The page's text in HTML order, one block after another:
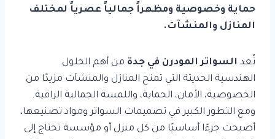
حماية وخصوصية ومظهراً جمالياً عصرياً لمختلف
المنازل والمنشآت.
تُعد السواتر المودرن في جدة من أهم الحلول
الهندسية الحديثة التي تمنح المنازل والمنشآت مزيدًا من
الخصوصية، الأمان، الحماية، واللمسة الجمالية الراقية.
ومع التطور الكبير في تصميمات السواتر ومواد تصنيعها،
أصبحت جزءًا أساسيًا من كل منزل أو مؤسسة تحتاج إلى